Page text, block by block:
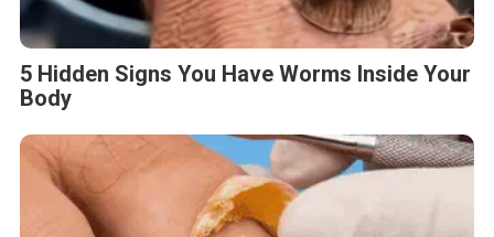
5 Hidden Signs You Have Worms Inside Your
Body